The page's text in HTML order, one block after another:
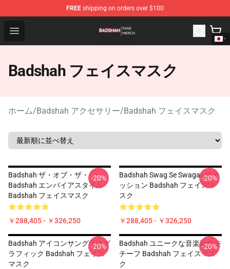
FREE shipping on orders over $100
Open menu
Badshah Shop - Official Badshah Merchandise Store
Badshah フェイスマスク
ホーム/Badshah アクセサリー/Badshah フェイスマスク
Badshah ザ・オブ・ザ・
Badshah エンパイアスタイル
Badshah フェイスマスク
￥288,405 - ￥326,250
-20%
Badshah Swag Se Swagat ファ
ッション Badshah フェイスマ
スク
￥288,405 - ￥326,250
-20%
Badshah アイコンサングラスグ
ラフィック Badshah フェイス
マスク
-20%
Badshah ユニークな音楽融合モ
チーフ Badshah フェイスマス
ク
-20%